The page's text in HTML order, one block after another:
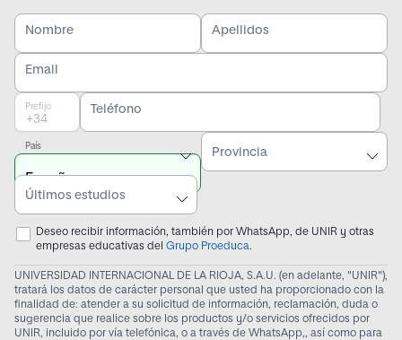
Nombre Apellidos
Email
Prefijo Teléfono
País
Provincia
Últimos estudios
Deseo recibir información, también por WhatsApp, de UNIR y otras
empresas educativas del Grupo Proeduca.
UNIVERSIDAD INTERNACIONAL DE LA RIOJA, S.A.U. (en adelante, "UNIR"),
tratará los datos de carácter personal que usted ha proporcionado con la
finalidad de: atender a su solicitud de información, reclamación, duda o
sugerencia que realice sobre los productos y/o servicios ofrecidos por
UNIR, incluido por vía telefónica, o a través de WhatsApp,, así como para